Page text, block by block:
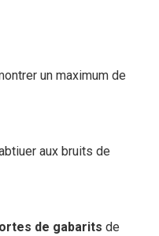
un maximum de
aux bruits de
de gabarits de